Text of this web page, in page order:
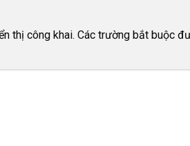
thị công khai. Các trường bắt buộc